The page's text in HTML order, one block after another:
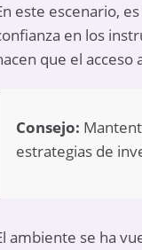
este escenario,
en los
que el
Consejo:
estrategias de
ambiente se ha